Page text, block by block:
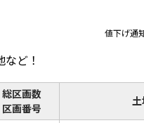
値下げ通
ど！
総区画数
区画番号